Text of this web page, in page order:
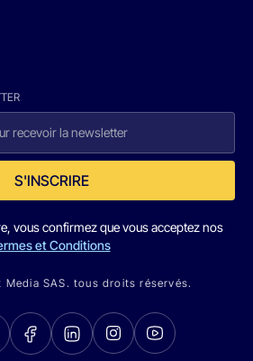
S'INSCRIRE
vous confirmez que vous acceptez nos
et Conditions
SAS. tous droits réservés.